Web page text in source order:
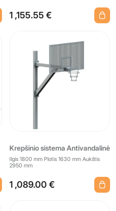
1 ,155.55 €
Krepšinio sistema Antivandalinė
Ilgis 1800 mm Plotis 1630 mm Aukštis
2950 mm
1 ,089.00 €